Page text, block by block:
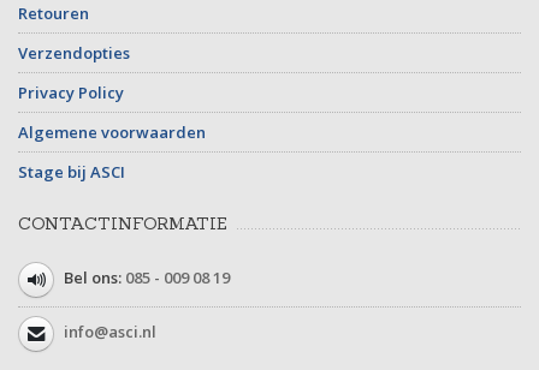
Retouren
Verzendopties
Privacy Policy
Algemene voorwaarden
Stage bij ASCI
CONTACTINFORMATIE
Bel ons: 085 - 009 08 19
info@asci.nl